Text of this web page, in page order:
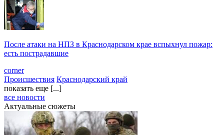
После атаки на НПЗ в Краснодарском крае вспыхнул пожар:
есть пострадавшие
corner
Происшествия Краснодарский край
показать еще [...]
все новости
Актуальные сюжеты